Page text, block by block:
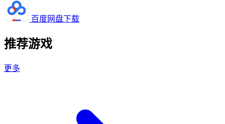
百度网盘下载
推荐游戏
更多